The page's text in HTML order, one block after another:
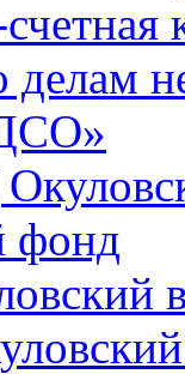
делам
фонд